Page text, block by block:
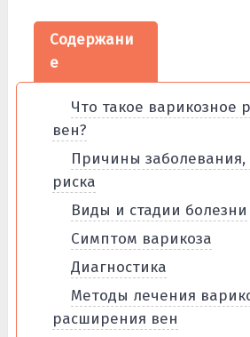
Содержани
е
Что такое варикозное
вен?
Причины заболевания,
риска
Виды и стадии болезни
Симптом варикоза
Диагностика
Методы лечения
расширения вен